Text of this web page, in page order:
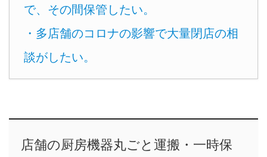
で、その間保管したい。
・多店舗のコロナの影響で大量閉店の相
談がしたい。
店舗の厨房機器丸ごと運搬・一時保